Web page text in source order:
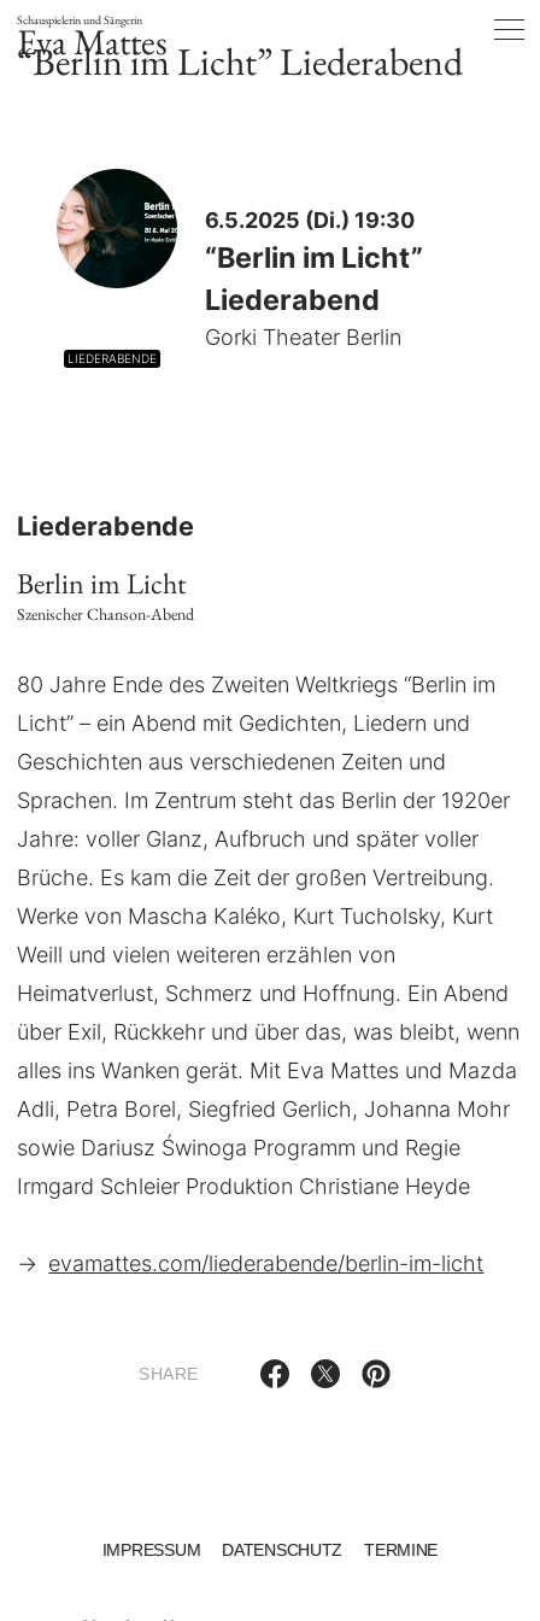
Schauspielerin und Sängerin
Eva Mattes
“Berlin im Licht” Liederabend
LIEDERABENDE
6.5.2025 (Di.) 19:30
“Berlin im Licht”
Liederabend
Gorki Theater Berlin
Liederabende
Berlin im Licht
Szenischer Chanson-Abend
80 Jahre Ende des Zweiten Weltkriegs “Berlin im
Licht” – ein Abend mit Gedichten, Liedern und
Geschichten aus verschiedenen Zeiten und
Sprachen. Im Zentrum steht das Berlin der 1920er
Jahre: voller Glanz, Aufbruch und später voller
Brüche. Es kam die Zeit der großen Vertreibung.
Werke von Mascha Kaléko, Kurt Tucholsky, Kurt
Weill und vielen weiteren erzählen von
Heimatverlust, Schmerz und Hoffnung. Ein Abend
über Exil, Rückkehr und über das, was bleibt, wenn
alles ins Wanken gerät. Mit Eva Mattes und Mazda
Adli, Petra Borel, Siegfried Gerlich, Johanna Mohr
sowie Dariusz Świnoga Programm und Regie
Irmgard Schleier Produktion Christiane Heyde
→ evamattes.com/liederabende/berlin-im-licht
SHARE
IMPRESSUM DATENSCHUTZ TERMINE